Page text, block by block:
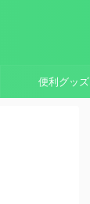
便利グッズ